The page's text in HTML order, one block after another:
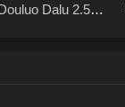
Dalu 2.5